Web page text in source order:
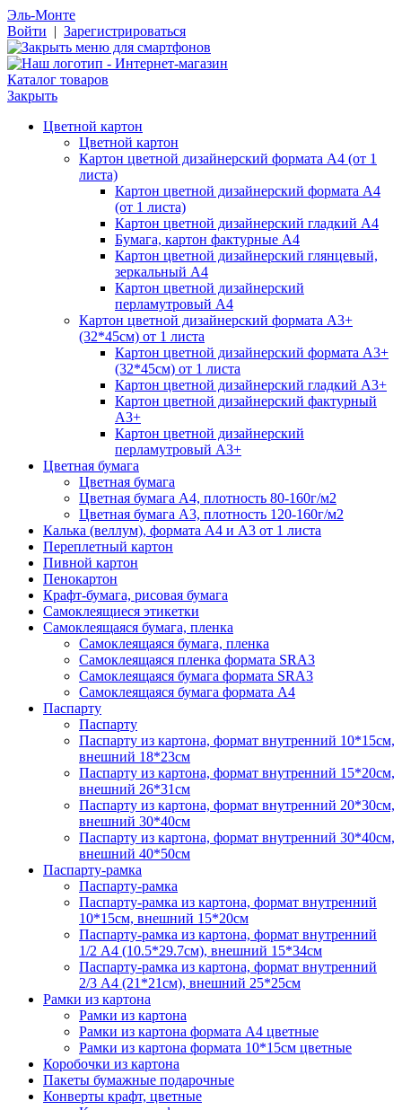
Эль-Монте
Войти | Зарегистрироваться
Каталог товаров
Закрыть
Цветной картон
Цветной картон
Картон цветной дизайнерский формата А4 (от 1
листа)
Картон цветной дизайнерский формата А4
(от 1 листа)
Картон цветной дизайнерский гладкий А4
Бумага, картон фактурные А4
Картон цветной дизайнерский глянцевый,
зеркальный А4
Картон цветной дизайнерский
перламутровый А4
Картон цветной дизайнерский формата А3+
(32*45см) от 1 листа
Картон цветной дизайнерский формата А3+
(32*45см) от 1 листа
Картон цветной дизайнерский гладкий А3+
Картон цветной дизайнерский фактурный
А3+
Картон цветной дизайнерский
перламутровый А3+
Цветная бумага
Цветная бумага
Цветная бумага А4, плотность 80-160г/м2
Цветная бумага А3, плотность 120-160г/м2
Калька (веллум), формата А4 и А3 от 1 листа
Переплетный картон
Пивной картон
Пенокартон
Крафт-бумага, рисовая бумага
Самоклеящиеся этикетки
Самоклеящаяся бумага, пленка
Самоклеящаяся бумага, пленка
Самоклеящаяся пленка формата SRА3
Самоклеящаяся бумага формата SRА3
Самоклеящаяся бумага формата А4
Паспарту
Паспарту
Паспарту из картона, формат внутренний 10*15см,
внешний 18*23см
Паспарту из картона, формат внутренний 15*20см,
внешний 26*31см
Паспарту из картона, формат внутренний 20*30см,
внешний 30*40см
Паспарту из картона, формат внутренний 30*40см,
внешний 40*50см
Паспарту-рамка
Паспарту-рамка
Паспарту-рамка из картона, формат внутренний
10*15см, внешний 15*20см
Паспарту-рамка из картона, формат внутренний
1/2 А4 (10.5*29.7см), внешний 15*34см
Паспарту-рамка из картона, формат внутренний
2/3 А4 (21*21см), внешний 25*25см
Рамки из картона
Рамки из картона
Рамки из картона формата А4 цветные
Рамки из картона формата 10*15см цветные
Коробочки из картона
Пакеты бумажные подарочные
Конверты крафт, цветные